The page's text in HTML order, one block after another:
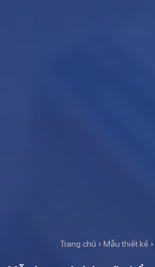
Trang chủ › Mẫu thiết kế ›